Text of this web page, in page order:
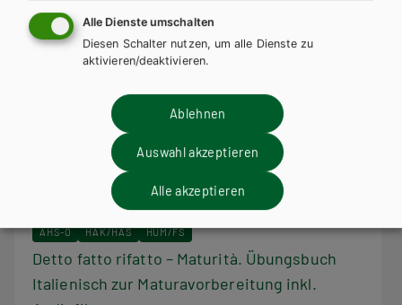
AHS-O HAK/HAS HUM/FS
Detto fatto rifatto – Maturità. Übungsbuch
Italienisch zur Maturavorbereitung inkl.
Alle Dienste umschalten
Diesen Schalter nutzen, um alle Dienste zu
aktivieren/deaktivieren.
Ablehnen
Auswahl akzeptieren
Alle akzeptieren